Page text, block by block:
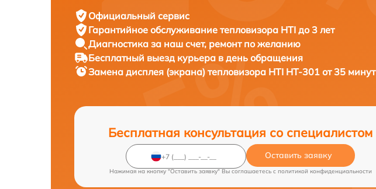
Официальный сервис
Гарантийное обслуживание тепловизора HTI до 3 лет
Диагностика за наш счет, ремонт по желанию
Бесплатный выезд курьера в день обращения
Замена дисплея (экрана) тепловизора HTI HT-301 от 35 минут
Бесплатная консультация со специалистом
Оставить заявку
Нажимая на кнопку "Оставить заявку" Вы соглашаетесь c политикой конфиденциальности